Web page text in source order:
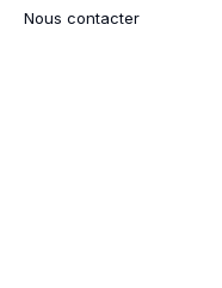
Nous contacter